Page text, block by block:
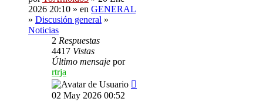
2026 20:10 » en GENERAL
» Discusión general »
Noticias
2 Respuestas
4417 Vistas
Último mensaje por
rtrja
02 May 2026 00:52